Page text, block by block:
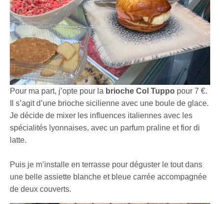
Pour ma part, j’opte pour la brioche Col Tuppo pour 7 €.
Il s’agit d’une brioche sicilienne avec une boule de glace.
Je décide de mixer les influences italiennes avec les
spécialités lyonnaises, avec un parfum praline et fior di
latte.
Puis je m’installe en terrasse pour déguster le tout dans
une belle assiette blanche et bleue carrée accompagnée
de deux couverts.